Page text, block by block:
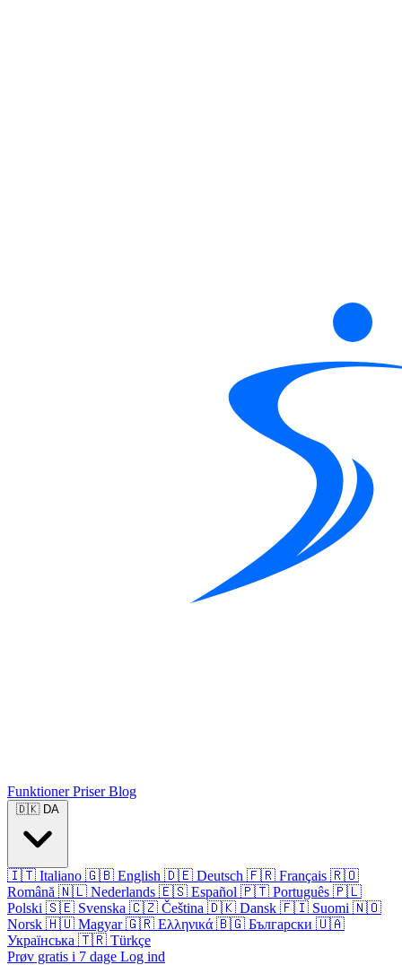
FunktionerPriserBlog
🇩🇰 DA
🇮🇹 Italiano 🇬🇧 English 🇩🇪 Deutsch 🇫🇷 Français 🇷🇴
Română 🇳🇱 Nederlands 🇪🇸 Español 🇵🇹 Português 🇵🇱
Polski 🇸🇪 Svenska 🇨🇿 Čeština 🇩🇰 Dansk 🇫🇮 Suomi 🇳🇴
Norsk 🇭🇺 Magyar 🇬🇷 Ελληνικά 🇧🇬 Български 🇺🇦
Українська 🇹🇷 Türkçe
Prøv gratis i 7 dage Log ind